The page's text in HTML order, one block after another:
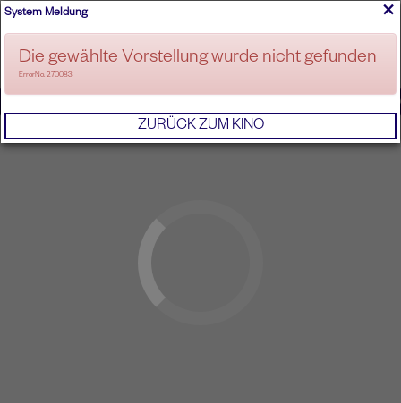
ANMELDEN
×
System Meldung
Die gewählte Vorstellung wurde nicht gefunden
ErrorNo. 270083
ZURÜCK ZUM KINO